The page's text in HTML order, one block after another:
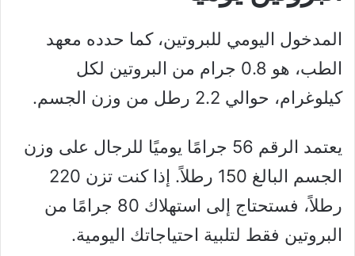
المدخول اليومي للبروتين، كما حدده معهد
الطب، هو 0.8 جرام من البروتين لكل
كيلوغرام، حوالي 2.2 رطل من وزن الجسم.
يعتمد الرقم 56 جرامًا يوميًا للرجال على وزن
الجسم البالغ 150 رطلاً. إذا كنت تزن 220
رطلاً، فستحتاج إلى استهلاك 80 جرامًا من
البروتين فقط لتلبية احتياجاتك اليومية.